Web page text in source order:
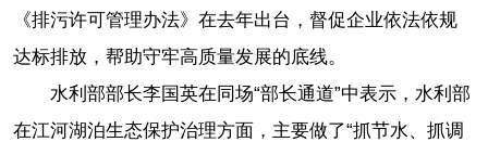
《排污许可管理办法》在去年出台，督促企业依法依规
达标排放，帮助守牢高质量发展的底线。
水利部部长李国英在同场“部长通道”中表示，水利部
在江河湖泊生态保护治理方面，主要做了“抓节水、抓调